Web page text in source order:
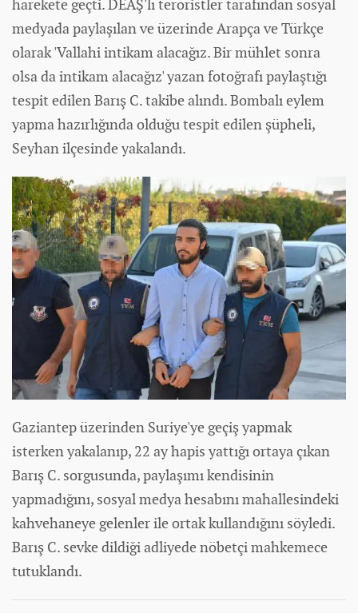
harekete geçti. DEAŞ'lı teröristler tarafından sosyal
medyada paylaşılan ve üzerinde Arapça ve Türkçe
olarak 'Vallahi intikam alacağız. Bir mühlet sonra
olsa da intikam alacağız' yazan fotoğrafı paylaştığı
tespit edilen Barış C. takibe alındı. Bombalı eylem
yapma hazırlığında olduğu tespit edilen şüpheli,
Seyhan ilçesinde yakalandı.
Gaziantep üzerinden Suriye'ye geçiş yapmak
isterken yakalanıp, 22 ay hapis yattığı ortaya çıkan
Barış C. sorgusunda, paylaşımı kendisinin
yapmadığını, sosyal medya hesabını mahallesindeki
kahvehaneye gelenler ile ortak kullandığını söyledi.
Barış C. sevke dildiği adliyede nöbetçi mahkemece
tutuklandı.